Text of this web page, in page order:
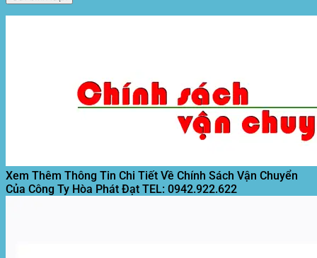
Xem Thêm Thông Tin Chi Tiết Về Chính Sách Vận Chuyển
Của Công Ty Hòa Phát Đạt TEL: 0942.922.622